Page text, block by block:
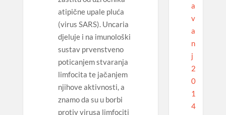
atipične upale pluća
(virus SARS). Uncaria
djeluje i na imunološki
sustav prvenstveno
poticanjem stvaranja
limfocita te jačanjem
njihove aktivnosti, a
znamo da su u borbi
protiv virusa limfociti
a
v
a
n
j
2
0
1
4